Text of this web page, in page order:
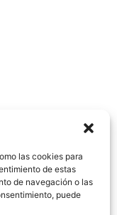
las cookies para
de estas
de navegación o las
puede